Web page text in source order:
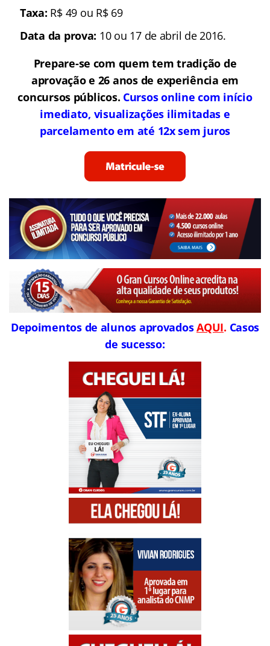
Taxa: R$ 49 ou R$ 69
Data da prova: 10 ou 17 de abril de 2016.
Prepare-se com quem tem tradição de
aprovação e 26 anos de experiência em
concursos públicos. Cursos online com início
imediato, visualizações ilimitadas e
parcelamento em até 12x sem juros
Depoimentos de alunos aprovadosAQUI. Casos
de sucesso: